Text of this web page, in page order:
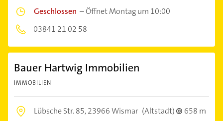
Geschlossen –Öffnet Montag um 10:00
03841 21 02 58
Bauer Hartwig Immobilien
IMMOBILIEN
Lübsche Str. 85,23966 Wismar (Altstadt)
658 m